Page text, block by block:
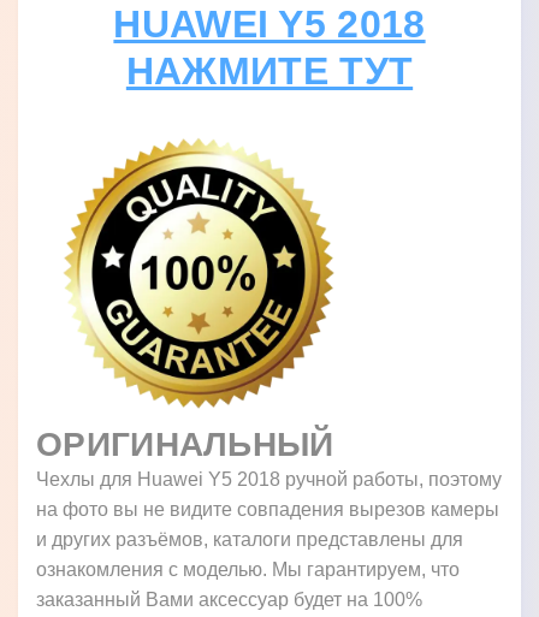
HUAWEI Y5 2018
НАЖМИТЕ ТУТ
ОРИГИНАЛЬНЫЙ
Чехлы для Huawei Y5 2018 ручной работы, поэтому
на фото вы не видите совпадения вырезов камеры
и других разъёмов, каталоги представлены для
ознакомления с моделью. Мы гарантируем, что
заказанный Вами аксессуар будет на 100%